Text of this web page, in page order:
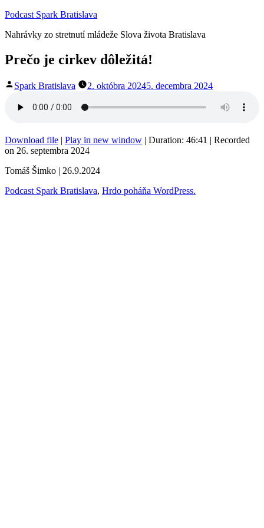
Prejsť
obsah
Podcast Spark Bratislava
Nahrávky zo stretnutí mládeže Slova života Bratislava
Prečo je cirkev dôležitá!
Publikoval
Spark Bratislava 2. októbra 20245. decembra 2024
Download file | Play in new window | Duration: 46:41 | Recorded
on 26. septembra 2024
Tomáš Šimko | 26.9.2024
Podcast Spark Bratislava, Hrdo poháňa WordPress.